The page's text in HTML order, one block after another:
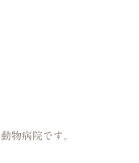
動物病院です。